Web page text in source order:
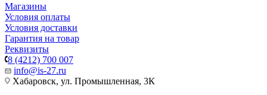
Магазины
Условия оплаты
Условия доставки
Гарантия на товар
Реквизиты
8 (4212) 700 007
info@is-27.ru
Хабаровск, ул. Промышленная, 3К